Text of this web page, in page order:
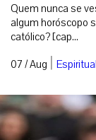
Quem nunca se
algum horóscopo
católico? [cap...
07 / Aug |